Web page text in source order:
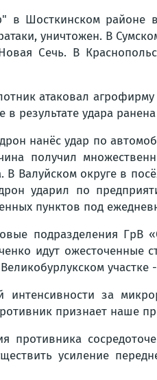
Шосткинском районе
уничтожен. В
Сечь. В
атаковал
результате удара
нанёс удар по
получил
Валуйском округе в
ударил по
пунктов под
подразделения ГрВ
идут ожесточенные
интенсивности за
признает наше
противника
усиление